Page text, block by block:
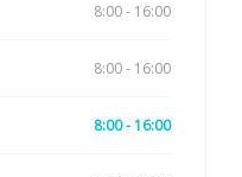
8:00 - 16:00
8:00 - 16:00
8:00 - 16:00